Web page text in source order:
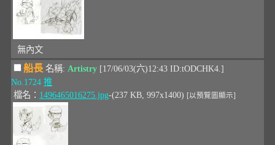
無內文
船長 名稱: Artistry [17/06/03(六)12:43 ID:tODCHK4.]
No.1724 推
檔名： 1496465016275.jpg-(237 KB, 997x1400) [以預覽圖顯示]